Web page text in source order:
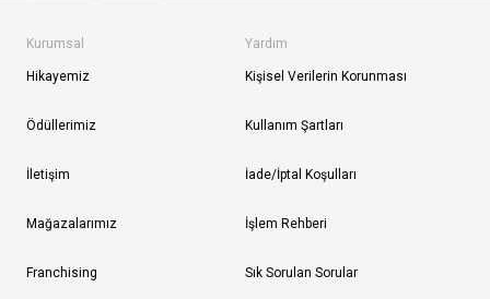
Kurumsal
Hikayemiz
Ödüllerimiz
İletişim
Mağazalarımız
Franchising
Yardım
Kişisel Verilerin Korunması
Kullanım Şartları
İade/İptal Koşulları
İşlem Rehberi
Sık Sorulan Sorular